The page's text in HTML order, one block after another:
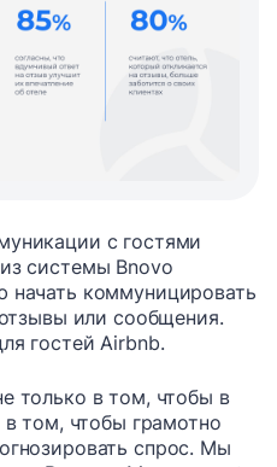
с гостями
системы Bnovo
начать коммуницировать
или сообщения.
гостей Airbnb.
только в том, чтобы в
том, чтобы грамотно
спрос. Мы